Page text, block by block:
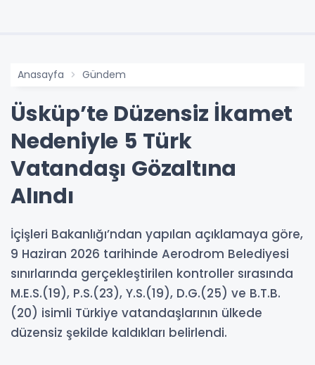
Anasayfa Gündem
Üsküp’te Düzensiz İkamet
Nedeniyle 5 Türk
Vatandaşı Gözaltına
Alındı
İçişleri Bakanlığı’ndan yapılan açıklamaya göre,
9 Haziran 2026 tarihinde Aerodrom Belediyesi
sınırlarında gerçekleştirilen kontroller sırasında
M.E.S.(19), P.S.(23), Y.S.(19), D.G.(25) ve B.T.B.
(20) isimli Türkiye vatandaşlarının ülkede
düzensiz şekilde kaldıkları belirlendi.